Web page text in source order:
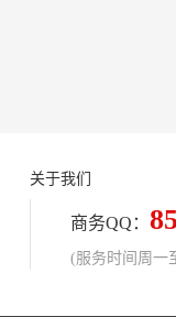
关于我们
商务QQ：
(服务时间周一